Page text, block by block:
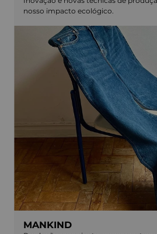
nosso impacto ecológico.
MANKIND